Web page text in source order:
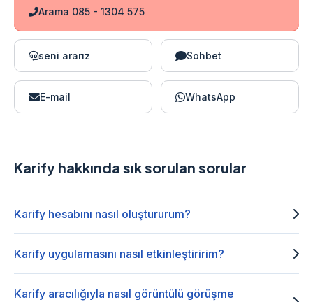
Arama 085 - 1304 575
seni ararız Sohbet
E-mail WhatsApp
Karify hakkında sık sorulan sorular
Karify hesabını nasıl oluştururum?
Karify uygulamasını nasıl etkinleştiririm?
Karify aracılığıyla nasıl görüntülü görüşme